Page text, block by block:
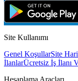
Site Kullanımı
Genel KoşullarSite
İlanlarÜcretsiz İş İlanı
Hesaplama Araçları